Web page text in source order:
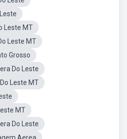
Leste MT
Leste MT
Grosso
Do Leste
Leste MT
MT
Do Leste